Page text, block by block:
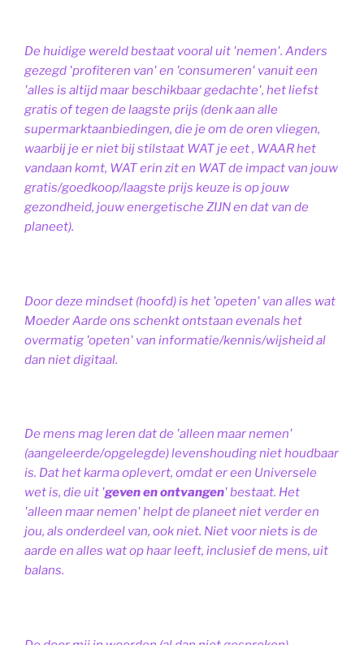
De huidige wereld bestaat vooral uit 'nemen'. Anders
gezegd 'profiteren van' en 'consumeren' vanuit een
'alles is altijd maar beschikbaar gedachte', het liefst
gratis of tegen de laagste prijs (denk aan alle
supermarktaanbiedingen, die je om de oren vliegen,
waarbij je er niet bij stilstaat WAT je eet , WAAR het
vandaan komt, WAT erin zit en WAT de impact van jouw
gratis/goedkoop/laagste prijs keuze is op jouw
gezondheid, jouw energetische ZIJN en dat van de
planeet).
Door deze mindset (hoofd) is het 'opeten' van alles wat
Moeder Aarde ons schenkt ontstaan evenals het
overmatig 'opeten' van informatie/kennis/wijsheid al
dan niet digitaal.
De mens mag leren dat de 'alleen maar nemen'
(aangeleerde/opgelegde) levenshouding niet houdbaar
is. Dat het karma oplevert, omdat er een Universele
wet is, die uit 'geven en ontvangen' bestaat. Het
'alleen maar nemen' helpt de planeet niet verder en
jou, als onderdeel van, ook niet. Niet voor niets is de
aarde en alles wat op haar leeft, inclusief de mens, uit
balans.